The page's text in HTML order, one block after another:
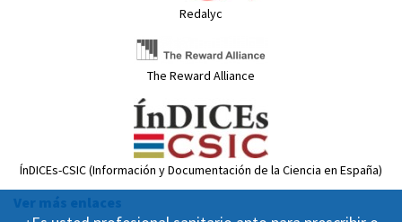
Redalyc
The Reward Alliance
ÍnDICEs-CSIC (Información y Documentación de la Ciencia en España)
Ver más enlaces